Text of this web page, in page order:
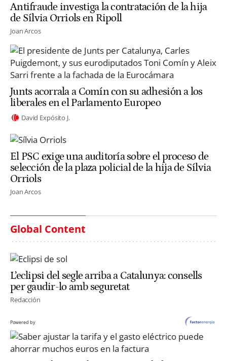
Antifraude investiga la contratación de la hija
de Sílvia Orriols en Ripoll
Joan Arcos
Junts acorrala a Comín con su adhesión a los
liberales en el Parlamento Europeo
David Expósito J.
El PSC exige una auditoría sobre el proceso de
selección de la plaza policial de la hija de Sílvia
Orriols
Joan Arcos
Global Content
L’eclipsi del segle arriba a Catalunya: consells
per gaudir-lo amb seguretat
Redacción
Powered by